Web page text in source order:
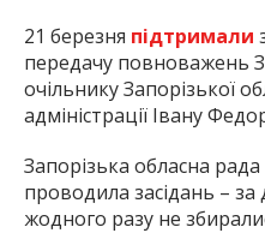
21 березня підтримали
передачу повноважень
очільнику Запорізької
адміністрації Івану
Запорізька обласна
проводила засідань –
жодного разу не